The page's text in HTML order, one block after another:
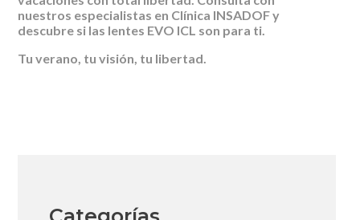
nuestros especialistas en Clínica INSADOF y
descubre si las lentes EVO ICL son para ti.
Tu verano, tu visión, tu libertad.